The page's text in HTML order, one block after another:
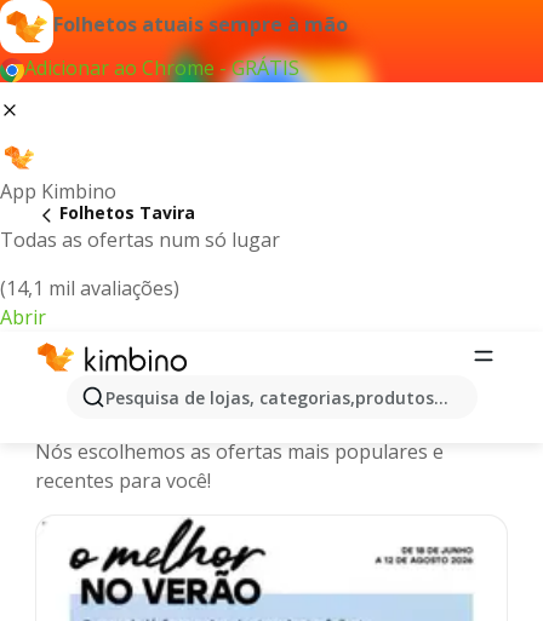
Folhetos atuais sempre à mão
Adicionar ao Chrome - GRÁTIS
App Kimbino
Todas as ofertas num só lugar
(14,1 mil avaliações)
Abrir
Pesquisa de lojas, categorias,produtos...
Folhetos Tavira
Tavira - Últimos folhetos, catálogos e
Nós escolhemos as ofertas mais populares e
recentes para você!